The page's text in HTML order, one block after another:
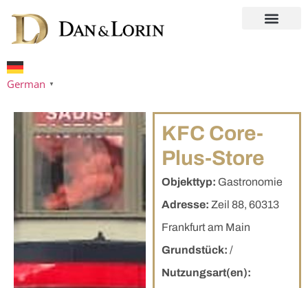
German ▼
KFC Core-
Plus-Store
Objekttyp: Gastronomie
Adresse: Zeil 88, 60313
Frankfurt am Main
Grundstück: /
Nutzungsart(en):